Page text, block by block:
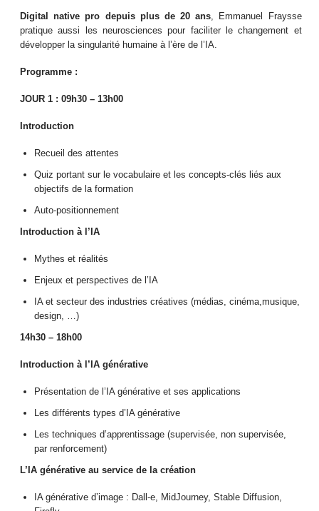
Digital native pro depuis plus de 20 ans, Emmanuel Fraysse
pratique aussi les neurosciences pour faciliter le changement et
développer la singularité humaine à l’ère de l’IA.
Programme :
JOUR 1 : 09h30 – 13h00
Introduction
Recueil des attentes
Quiz portant sur le vocabulaire et les concepts-clés liés aux
objectifs de la formation
Auto-positionnement
Introduction à l’IA
Mythes et réalités
Enjeux et perspectives de l’IA
IA et secteur des industries créatives (médias, cinéma,musique,
design, …)
14h30 – 18h00
Introduction à l’IA générative
Présentation de l’IA générative et ses applications
Les différents types d’IA générative
Les techniques d’apprentissage (supervisée, non supervisée,
par renforcement)
L’IA générative au service de la création
IA générative d’image : Dall-e, MidJourney, Stable Diffusion,